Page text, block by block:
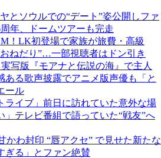
とソウルでの“デート”姿公開しファ
年、ドームツアーも完走
M！LK初登場で家族が旅費・高級
ねだり”…一部視聴者はドン引き
写版『モアナと伝説の海』で主人
る歌声披露でアニメ版声優も「と
ール
ライブ」前日に訪れていた意外な場
」テレビ番組で語っていた“戦友”へ
かわ封印 “唇アクセ” で見せた新たな
ぎる」とファン絶賛